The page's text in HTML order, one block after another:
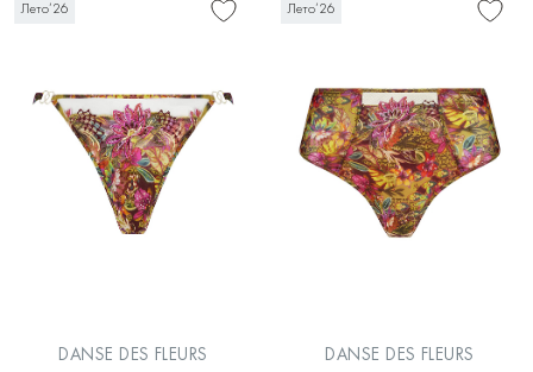
Лето’26
DANSE DES FLEURS
Лето’26
DANSE DES FLEURS